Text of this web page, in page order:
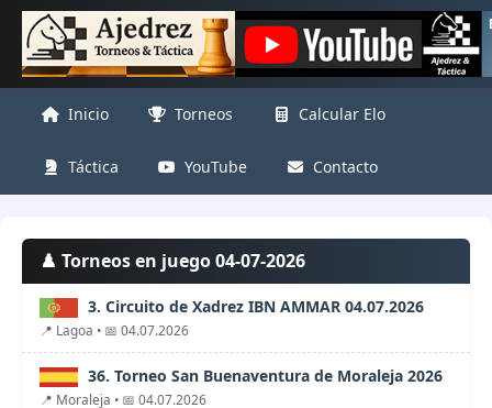
Inicio Torneos Calcular Elo
Táctica YouTube Contacto
♟️ Torneos en juego 04-07-2026
3. Circuito de Xadrez IBN AMMAR 04.07.2026
📍 Lagoa • 📅 04.07.2026
36. Torneo San Buenaventura de Moraleja 2026
📍 Moraleja • 📅 04.07.2026